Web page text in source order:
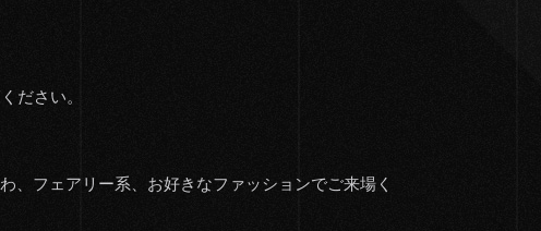
ださい。
、フェアリー系、お好きなファッションでご来場く